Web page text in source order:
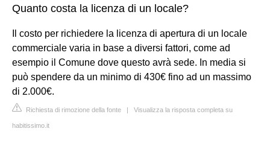
Quanto costa la licenza di un locale?
Il costo per richiedere la licenza di apertura di un locale
commerciale varia in base a diversi fattori, come ad
esempio il Comune dove questo avrà sede. In media si
può spendere da un minimo di 430€ fino ad un massimo
di 2.000€.
Richiesta di rimozione della fonte | Visualizza la risposta completa su
habitissimo.it